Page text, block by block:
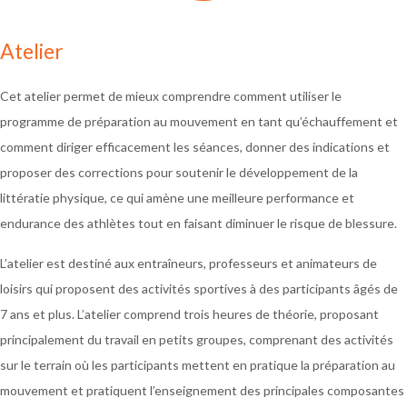
Atelier
Cet atelier permet de mieux comprendre comment utiliser le
programme de préparation au mouvement en tant qu’échauffement et
comment diriger efficacement les séances, donner des indications et
proposer des corrections pour soutenir le développement de la
littératie physique, ce qui amène une meilleure performance et
endurance des athlètes tout en faisant diminuer le risque de blessure.
L’atelier est destiné aux entraîneurs, professeurs et animateurs de
loisirs qui proposent des activités sportives à des participants âgés de
7 ans et plus. L’atelier comprend trois heures de théorie, proposant
principalement du travail en petits groupes, comprenant des activités
sur le terrain où les participants mettent en pratique la préparation au
mouvement et pratiquent l’enseignement des principales composantes